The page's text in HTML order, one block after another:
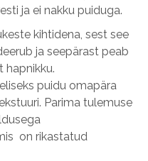
ja ei nakku puiduga.
kihtidena, sest see
ja seepärast peab
hapnikku.
puidu omapära
Parima tulemuse
on rikastatud